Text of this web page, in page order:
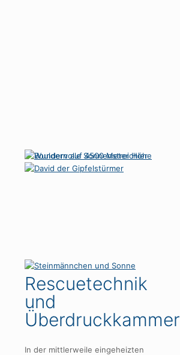
Rescuetechnik
und
Überdruckkammer
In der mittlerweile eingeheizten